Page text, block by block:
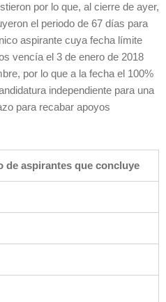
por lo que, al cierre de ayer,
el periodo de 67 días para
aspirante cuya fecha límite
vencía el 3 de enero de 2018
por lo que a la fecha el 100%
independiente para una
para recabar apoyos
de aspirantes que concluye